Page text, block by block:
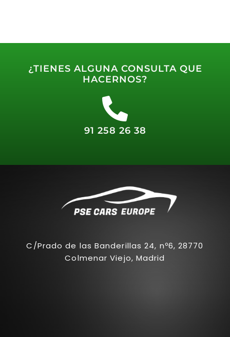
¿TIENES ALGUNA CONSULTA QUE
HACERNOS?
91 258 26 38
C/Prado de las Banderillas 24, nº6, 28770
Colmenar Viejo, Madrid